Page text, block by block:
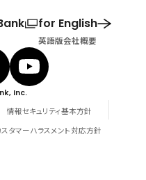
for English
英語版会社概要
Inc.
情報セキュリティ基本方針
スタマーハラスメント対応方針